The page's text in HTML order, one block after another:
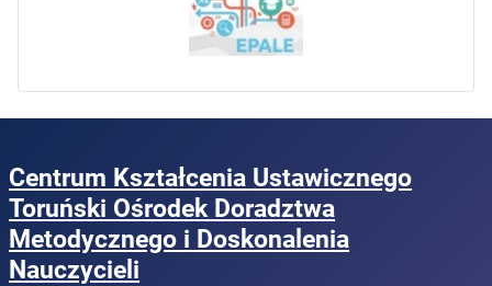
Centrum Kształcenia Ustawicznego
Toruński Ośrodek Doradztwa
Metodycznego i Doskonalenia
Nauczycieli